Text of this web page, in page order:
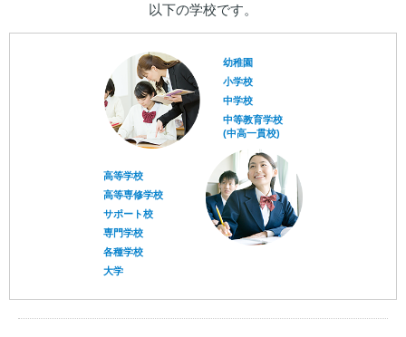
以下の学校です。
幼稚園
小学校
中学校
中等教育学校
(中高一貫校)
高等学校
高等専修学校
サポート校
専門学校
各種学校
大学